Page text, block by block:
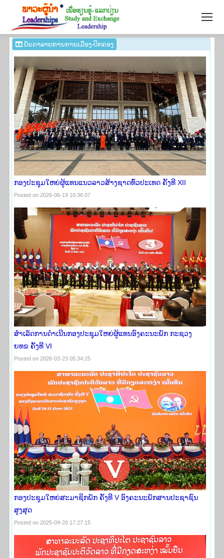
ບັນ​ດາ​ລາຍ​ການ ​ການ​ເມືອງ-​ປົກ​ຄອງ
ກອງປະຊຸມໃຫຍ່ຜູ້ແທນແນວລາວສ້າງຊາດທົ່ວປະເທດ ຄັ້ງທີ XII
Posted on 2026-06-19 10:36:07
ສຳເລັດການດຳເນີນກອງປະຊຸມໃຫຍ່ຜູ້ແທນອົງຄະນະພັກ ກະຊວງ
ຍທຂ ຄັ້ງທີ VI
Posted on 2026-03-23 05:34:25
ກອງ​ປະຊຸມ​​ໃຫຍ່ສະມາຊິກພັກ ຄັ້ງ​ທີ V ອົງຄະ​ນະພັກສາ​ນປະຊາຊົນ​
ສູງ​ສຸດ
Posted on 2025-09-20 17:27:15